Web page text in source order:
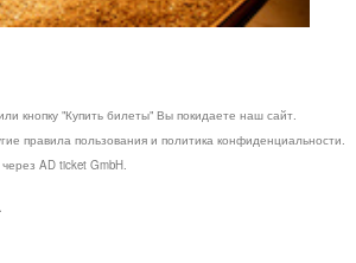
кнопку "Купить билеты" Вы покидаете наш сайт.
правила пользования и политика конфиденциальности.
AD ticket GmbH.